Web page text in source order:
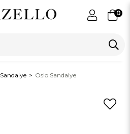
0
Sandalye Oslo Sandalye